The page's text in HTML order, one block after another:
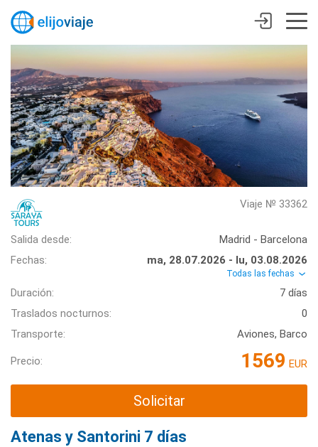
Viaje № 33362
Salida desde:
Madrid - Barcelona
Fechas:
ma, 28.07.2026 - lu, 03.08.2026
Todas las fechas
Duración:
7 días
Traslados nocturnos:
0
Transporte:
Aviones, Barco
Precio: 1569 EUR
Solicitar
Atenas y Santorini 7 días